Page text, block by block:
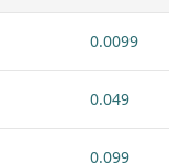
0.0099
0.049
0.099